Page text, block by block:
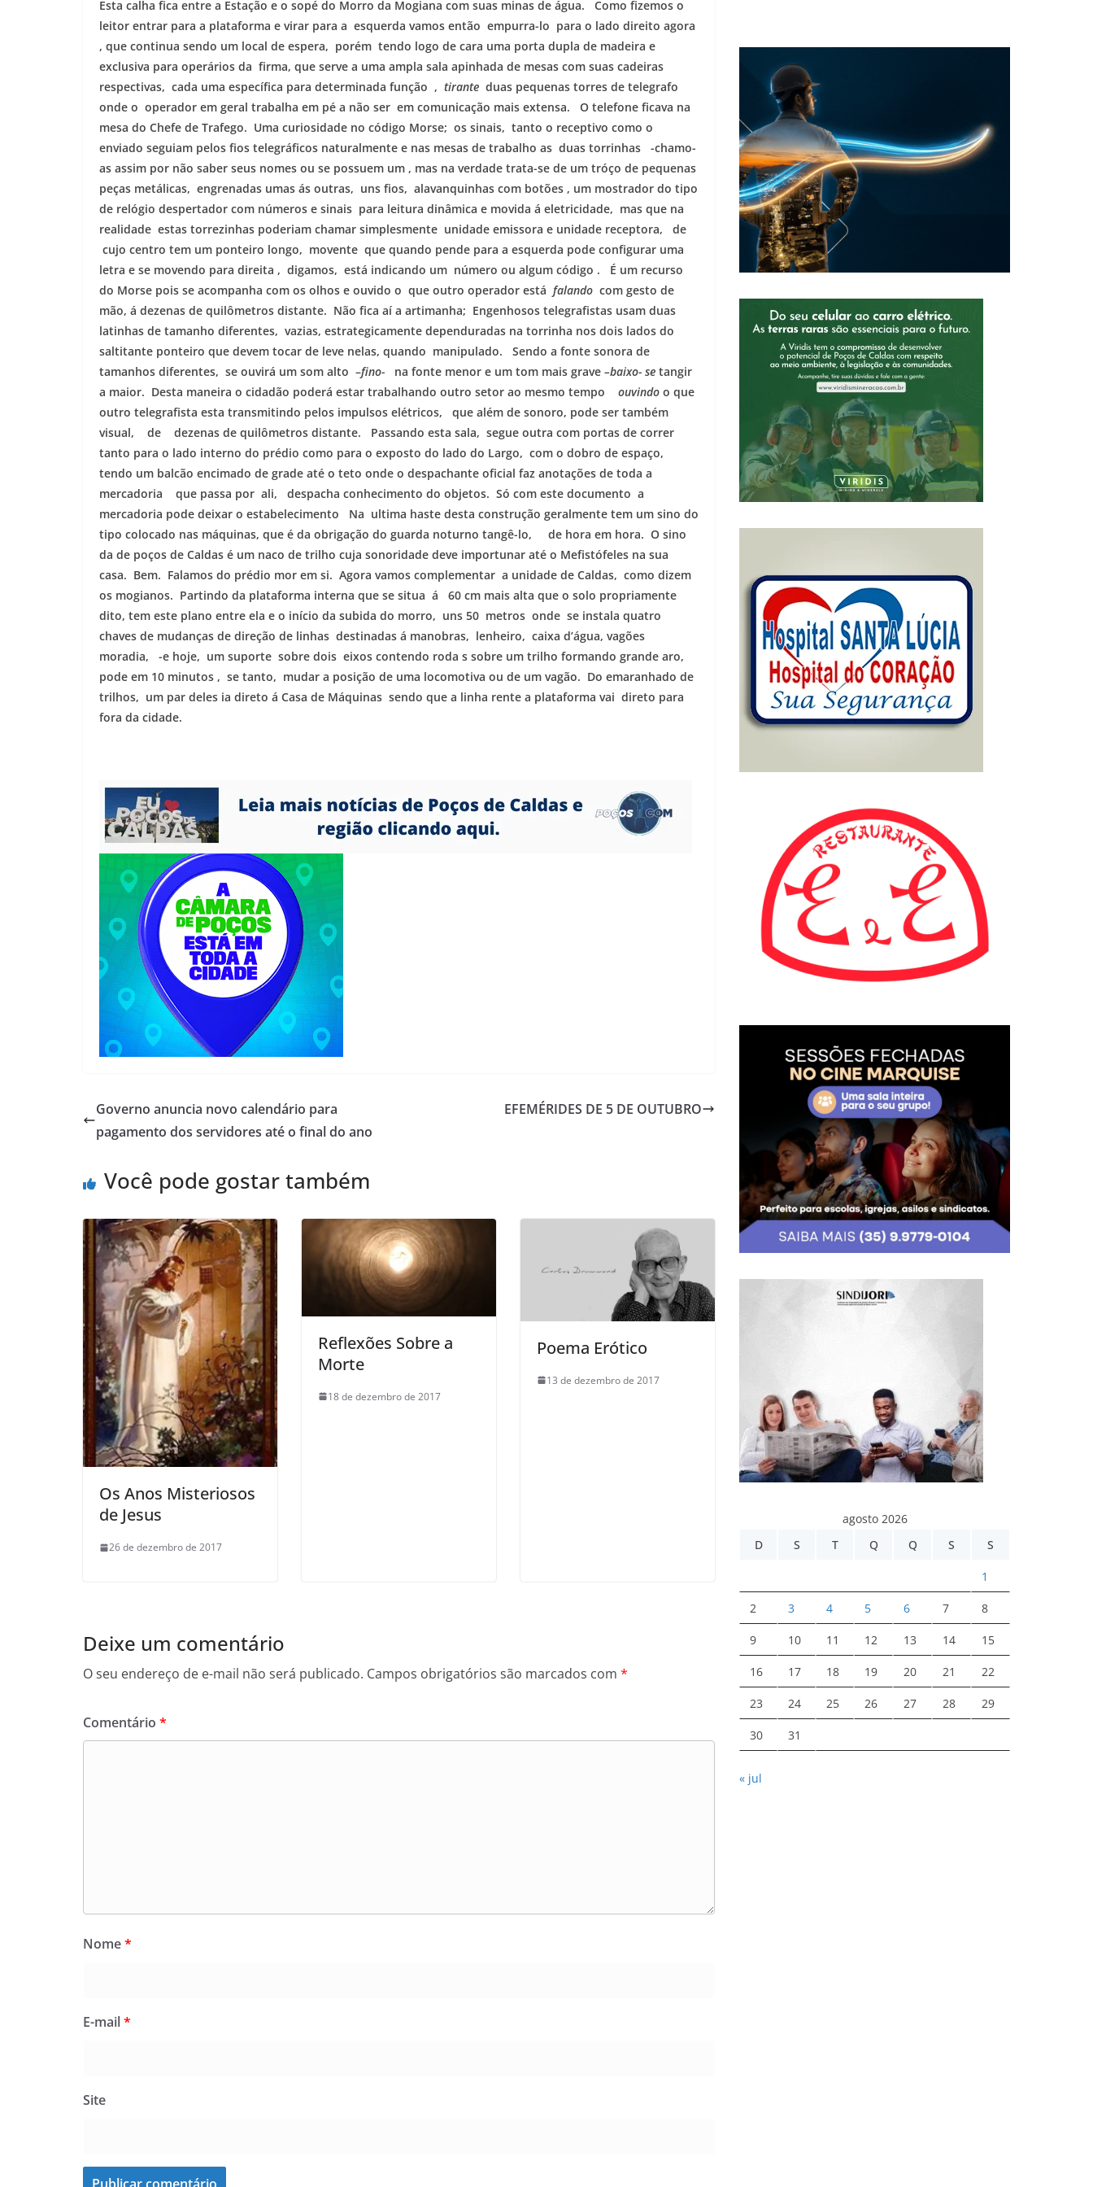
Esta calha fica entre a Estação e o sopé do Morro da Mogiana com suas minas de água. Como fizemos o
leitor entrar para a plataforma e virar para a esquerda vamos então empurra-lo para o lado direito agora
, que continua sendo um local de espera, porém tendo logo de cara uma porta dupla de madeira e
exclusiva para operários da firma, que serve a uma ampla sala apinhada de mesas com suas cadeiras
respectivas, cada uma específica para determinada função , tirante duas pequenas torres de telegrafo
onde o operador em geral trabalha em pé a não ser em comunicação mais extensa. O telefone ficava na
mesa do Chefe de Trafego. Uma curiosidade no código Morse; os sinais, tanto o receptivo como o
enviado seguiam pelos fios telegráficos naturalmente e nas mesas de trabalho as duas torrinhas -chamo-
as assim por não saber seus nomes ou se possuem um , mas na verdade trata-se de um tróço de pequenas
peças metálicas, engrenadas umas ás outras, uns fios, alavanquinhas com botões , um mostrador do tipo
de relógio despertador com números e sinais para leitura dinâmica e movida á eletricidade, mas que na
realidade estas torrezinhas poderiam chamar simplesmente unidade emissora e unidade receptora, de
cujo centro tem um ponteiro longo, movente que quando pende para a esquerda pode configurar uma
letra e se movendo para direita , digamos, está indicando um número ou algum código . É um recurso
do Morse pois se acompanha com os olhos e ouvido o que outro operador está falando com gesto de
mão, á dezenas de quilômetros distante. Não fica aí a artimanha; Engenhosos telegrafistas usam duas
latinhas de tamanho diferentes, vazias, estrategicamente dependuradas na torrinha nos dois lados do
saltitante ponteiro que devem tocar de leve nelas, quando manipulado. Sendo a fonte sonora de
tamanhos diferentes, se ouvirá um som alto –fino- na fonte menor e um tom mais grave –baixo- se tangir
a maior. Desta maneira o cidadão poderá estar trabalhando outro setor ao mesmo tempo
ouvindo o que
outro telegrafista esta transmitindo pelos impulsos elétricos, que além de sonoro, pode ser também
visual, de dezenas de quilômetros distante. Passando esta sala, segue outra com portas de correr
tanto para o lado interno do prédio como para o exposto do lado do Largo, com o dobro de espaço,
tendo um balcão encimado de grade até o teto onde o despachante oficial faz anotações de toda a
mercadoria que passa por ali, despacha conhecimento do objetos. Só com este documento a
mercadoria pode deixar o estabelecimento Na ultima haste desta construção geralmente tem um sino do
tipo colocado nas máquinas, que é da obrigação do guarda noturno tangê-lo, de hora em hora. O sino
da de poços de Caldas é um naco de trilho cuja sonoridade deve importunar até o Mefistófeles na sua
casa. Bem. Falamos do prédio mor em si. Agora vamos complementar a unidade de Caldas, como dizem
os mogianos. Partindo da plataforma interna que se situa á 60 cm mais alta que o solo propriamente
dito, tem este plano entre ela e o início da subida do morro, uns 50 metros onde se instala quatro
chaves de mudanças de direção de linhas destinadas á manobras, lenheiro, caixa d’água, vagões
moradia, -e hoje, um suporte sobre dois eixos contendo roda s sobre um trilho formando grande aro,
pode em 10 minutos , se tanto, mudar a posição de uma locomotiva ou de um vagão. Do emaranhado de
trilhos, um par deles ia direto á Casa de Máquinas sendo que a linha rente a plataforma vai direto para
fora da cidade.
Governo anuncia novo calendário para
pagamento dos servidores até o final do ano
EFEMÉRIDES DE 5 DE OUTUBRO
Você pode gostar também
Os Anos Misteriosos
de Jesus
26 de dezembro de 2017
Reflexões Sobre a
Morte
18 de dezembro de 2017
Poema Erótico
13 de dezembro de 2017
Deixe um comentário
O seu endereço de e-mail não será publicado. Campos obrigatórios são marcados com *
Comentário *
Nome*
E-mail*
Site
agosto 2026
D
S T Q Q S S
1
2 3 4 5 6 7 8
9 10 11 12 13 14 15
16 17 18 19 20 21 22
23 24 25 26 27 28 29
30 31
« jul